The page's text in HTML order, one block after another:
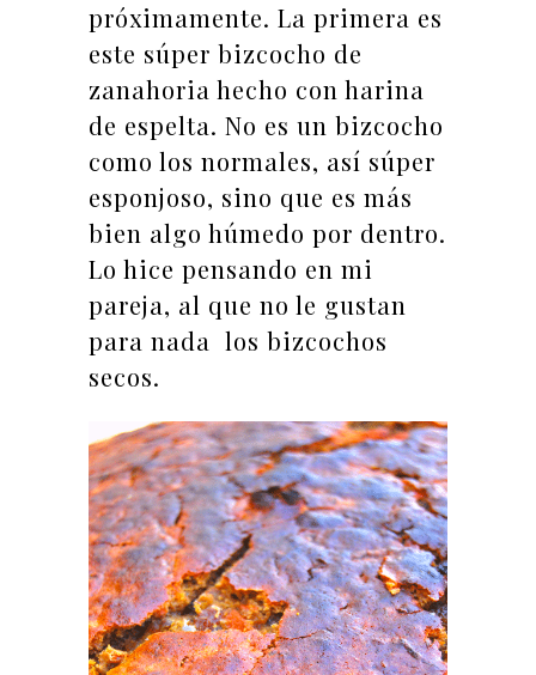
próximamente. La primera es
este súper bizcocho de
zanahoria hecho con harina
de espelta. No es un bizcocho
como los normales, así súper
esponjoso, sino que es más
bien algo húmedo por dentro.
Lo hice pensando en mi
pareja, al que no le gustan
para nada los bizcochos
secos.